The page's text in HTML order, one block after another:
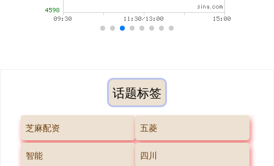
话题标签
芝麻配资 五菱
智能 四川